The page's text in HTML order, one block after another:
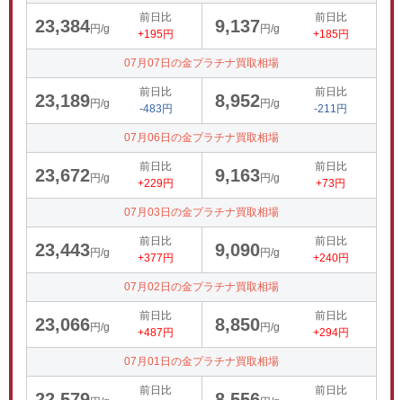
23,384円/g
前日比
+195円
9,137円/g
前日比
+185円
07月07日の金プラチナ買取相場
23,189円/g
前日比
-483円
8,952円/g
前日比
-211円
07月06日の金プラチナ買取相場
23,672円/g
前日比
+229円
9,163円/g
前日比
+73円
07月03日の金プラチナ買取相場
23,443円/g
前日比
+377円
9,090円/g
前日比
+240円
07月02日の金プラチナ買取相場
23,066円/g
前日比
+487円
8,850円/g
前日比
+294円
07月01日の金プラチナ買取相場
前日比
前日比